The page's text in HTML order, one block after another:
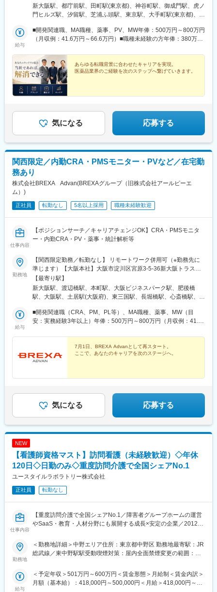
下道「0-1」出口より徒歩1分＜クライアント先／東京都内＞港
区、千代田区、中央区、品川区、世田谷区、大田区、渋谷区、豊
タワー19F＜アクセス＞「新大阪駅」より徒歩4分＜クライアント
先／大阪府・兵庫県・京都府など＞大阪市北区、大阪市中央区、
内禁煙／アサイン先に準ずる）======POINT======★経験を活
かせる多彩なキャリアパス★キャリアチェンジ・ブランク復帰歓
迎★リモート・時短勤務相談可★年間休日127日／残業月平均10
時間程度★50代・60代の入社実績多数★嘱託社員制度あり★取引
先300社超・案件120以上
新大阪駅、都庁前駅、田町駅(東京都)、神谷町駅、御成門駅、虎ノ
門ヒルズ駅、汐留駅、芝浦ふ頭駅、東京駅、大手町駅(東京都)、築
蒲田駅、千駄ケ谷駅、恵比寿駅、池袋駅、大阪駅、心斎橋駅、神
戸三宮駅(阪神)、渡辺橋駅、本町駅、打出駅、大阪ビジネスパーク
駅、南新宿駅、三田駅(東京都)、六本木一丁目駅、新橋駅、二重橋
前駅、築地市場駅、宝町駅(東京都)、新富町駅(東京都)、三越前
駅、大崎広小路駅、二子新地駅、京急蒲田駅、北参道駅、都電雑
司ケ谷駅、西梅田駅、東三国駅、中之島駅、阿波座駅、京橋駅(大
阪府)、肥後橋駅、梅田駅(地下鉄)、土居駅(大阪府)、松屋町駅、新
駅、月島駅、茅場町駅、五反田駅、国立競技場駅、東池袋駅、大
阪梅田駅(阪神線)、四ツ橋駅、東淀川駅、三宮・花時計前駅、大阪
城公園駅、大江橋駅、太子橋今市駅
給与
■開発関連職、MA職種、薬事、PV、MW年俸：500万円～800万円
（月収例：41.6万円～66.6万円）■職種未経験の方年俸：380万円
支給いたします。・経験・スキル等を総合的に考慮の上、算定し
ます。・残業代、交通費、出張日当は別途全額支給いたしま
す。・年齢や定年による年収変動はありません。【年収例】経験
や専門性を考慮し、ポジション・待遇を決定しています。・年収
525万円（CRA／30代前半）・年収550万円（MA／30代前半）・
あらゆる転職背景に合わせたキャリアを実現。
医薬品業界のご経験を次のステップへ繋げていきます。
気になる 応募する
関西限定／内勤CRA・PMSモニター・PVなど／在宅勤
務あり
株式会社BREXA Advan(BREXAグループ（旧株式会社アールピーエ
ム）)
正社員 転勤なし 5名以上採用 職種未経験歓迎
仕事内容
【ポジションサーチ／キャリアチェンジOK】CRA・PMSモニタ
ー・内勤CRA・PV・薬事・統計解析等
勤務地
【関西限定勤務／転勤なし】 リモートワーク併用可（※勤務先に
準じます）【大阪本社】大阪市淀川区宮原3-5-36新大阪トラスト
タワー19F最寄り駅：新大阪駅＜東京研修センター＞東京都新宿
区西新宿2-7-1 新宿第一生命ビルディング3F【アクセス】最寄り
駅：新宿駅、都庁前駅、西新宿駅＜柔軟な働き方が可能＞※リモー
先輩社員の声「製薬業界は未経験だったため、まずは小さなプロ
ジェクトから参加して徐々に経験・スキルを磨いてスケールアッ
で真摯に寄り添ってくれたのも、大きな不安なく業務に取り組め
た理由の一つだと思います。配属先に慣れるまで大変さを感じる
こともあるかもしれません。けれども、日々の仕事にしっかりと
向き合える方、コミュニケーションを大切にできる方であれば大
【最寄り駅】
新大阪駅、渡辺橋駅、本町駅、大阪ビジネスパーク駅、肥後橋
駅、大阪駅、土居駅(大阪府)、東三国駅、長堀橋駅、心斎橋駅、神
中之島駅、阿波座駅、京橋駅(大阪府)、淀屋橋駅、大阪梅田駅(阪
神線)、梅田駅(地下鉄)、太子橋今市駅、松屋町駅、西新宿駅、大
給与
■開発関連職（CRA、PM、PL等）、MA職種、薬事、MW（目
安：実務経験3年以上）年俸：500万円～800万円（月収例：41.6
務経験3年以上）年俸：380万円～500万円（月収例：31.6万円～
41.6万円）■職種未経験の方年俸：330万円～・年俸の1／12 を毎
月支給いたします。・残業代、交通費、出張日当は別途全額支給
いたします。・上記年俸は目安であり、経験・スキルを考慮のう
前半）年収650万円（薬事／40 代前半）年収410万円（内勤サポ
ート・業界未経験／20 代後半）年収660万円（薬事／60 代・嘱託
社員入社）
7月1日、BREXA Advanとして再スタート。
ここで、あなたのキャリアを次のステージへ。
気になる 応募する
NEW
【看護師資格マスト】訪問看護（未経験歓迎）◇年休
120日◇日勤のみ◇重度訪問介護で全国シェアNo.1
ユースタイルラボラトリー株式会社
正社員 転勤なし
仕事内容
【重度訪問介護で全国シェアNo.1／障害者グループホームの運営
やSaaS・教育・人材分野にも展開する成長×安定の企業／2012年
現】
【業務内容】
200％の成長を続けている当社にて、【ユースタイルケア訪問看
護】をご利用いただいている方々に向けた訪問看護による在宅ケ
勤務地
＜勤務地詳細＞中野エリア住所：東京都中野区 勤務地最寄駅：JR
総武線／東中野駅駅受動喫煙対策：屋内全面禁煙変更の範囲：会
給与
＜予定年収＞501万円～600万円＜賃金形態＞月給制＜賃金内訳＞
月額（基本給）：418,000円～500,000円＜月給＞418,000円～